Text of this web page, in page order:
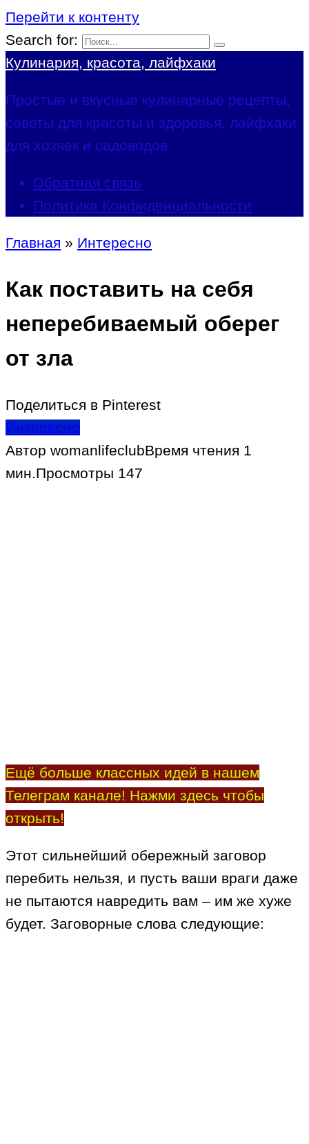
Перейти к контенту
Search for:
Кулинария, красота, лайфхаки
Простые и вкусные кулинарные рецепты,
советы для красоты и здоровья, лайфхаки
для хозяек и садоводов
Обратная связь
Политика Конфиденциальности
Главная » Интересно
Как поставить на себя
неперебиваемый оберег
от зла
Поделиться в Pinterest
Интересно
Автор womanlifeclubВремя чтения 1
мин.Просмотры 147
Ещё больше классных идей в нашем
Телеграм канале! Нажми здесь чтобы
открыть!
Этот сильнейший обережный заговор
перебить нельзя, и пусть ваши враги даже
не пытаются навредить вам – им же хуже
будет. Заговорные слова следующие: